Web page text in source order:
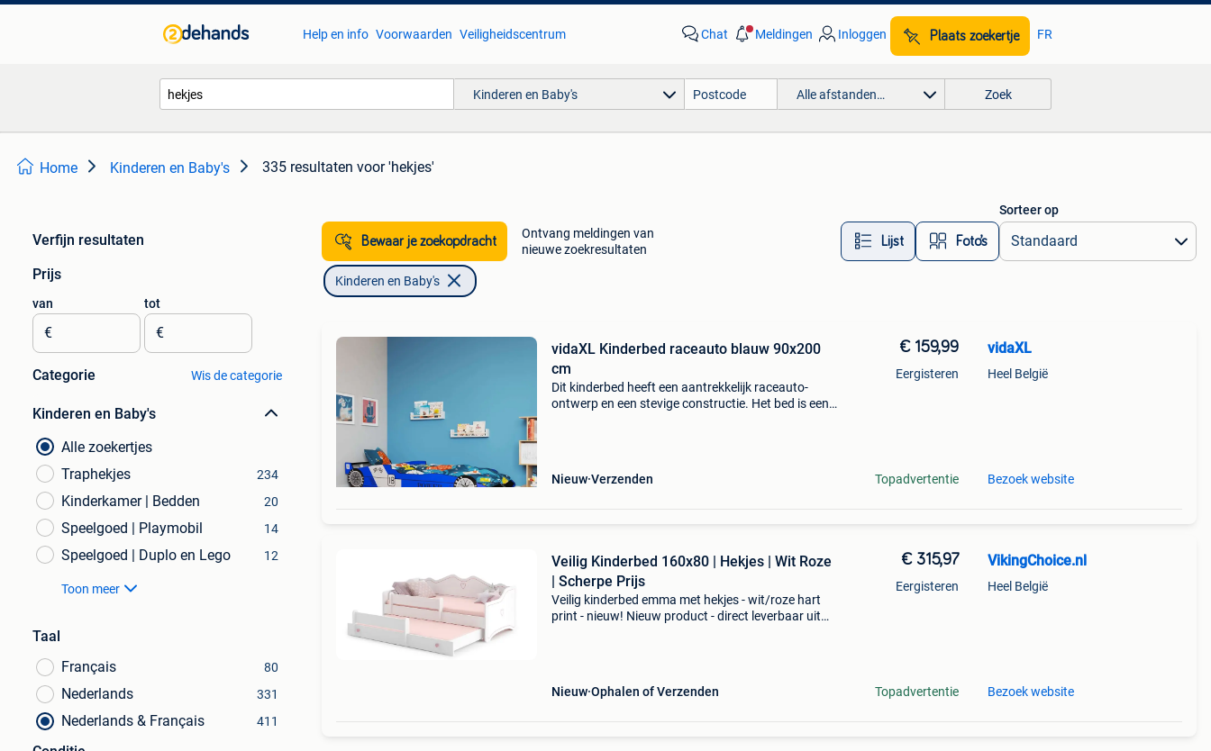
Help en info Voorwaarden Veiligheidscentrum Chat Meldingen Inloggen Plaats zoekertje FR
Kinderen en Baby's Alle afstanden… Zoek
Home Kinderen en Baby's 335 resultaten voor 'hekjes'
Verfijn resultaten
Prijs
van
€
tot
€
Categorie Wis de categorie
Kinderen en Baby's
Alle zoekertjes
Traphekjes
234
Kinderkamer | Bedden 20
Speelgoed | Playmobil 14
Speelgoed | Duplo en Lego 12
Toon meer
Taal
Français
80
Nederlands 331
Nederlands & Français 411
Bewaar je zoekopdracht
Ontvang meldingen van
nieuwe zoekresultaten
Lijst Foto’s
Sorteer op
Kinderen en Baby's
vidaXL Kinderbed raceauto blauw 90x200
cm
Dit kinderbed heeft een aantrekkelijk raceauto-
ontwerp en een stevige constructie. Het bed is een
Nieuw Verzenden
€ 159,99
Eergisteren
Topadvertentie
vidaXL
Heel België
Bezoek website
Veilig Kinderbed 160x80 | Hekjes | Wit Roze
| Scherpe Prijs
Veilig kinderbed emma met hekjes - wit/roze hart
print - nieuw! Nieuw product - direct leverbaar uit
Nieuw Ophalen of Verzenden
€ 315,97
Eergisteren
Topadvertentie
VikingChoice.nl
Heel België
Bezoek website